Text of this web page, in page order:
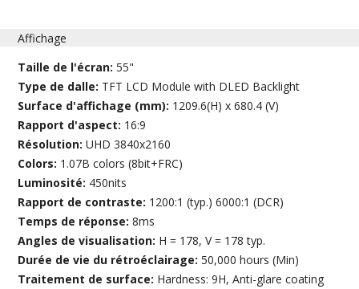
Affichage
Taille de l'écran:55"
Type de dalle: TFT LCD Module with DLED Backlight
Surface d'affichage (mm): 1209.6(H) x 680.4 (V)
Rapport d'aspect: 16:9
Résolution:UHD 3840x2160
Colors: 1.07B colors (8bit+FRC)
Luminosité: 450nits
Rapport de contraste: 1200:1 (typ.) 6000:1 (DCR)
Temps de réponse:8ms
Angles de visualisation: H = 178, V = 178 typ.
Durée de vie du rétroéclairage:50,000 hours (Min)
Traitement de surface: Hardness: 9H, Anti-glare coating